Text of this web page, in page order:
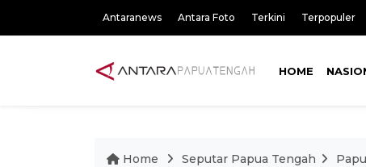
Antaranews Antara Foto Terkini Terpopuler
HOME
Home Seputar Papua Tengah